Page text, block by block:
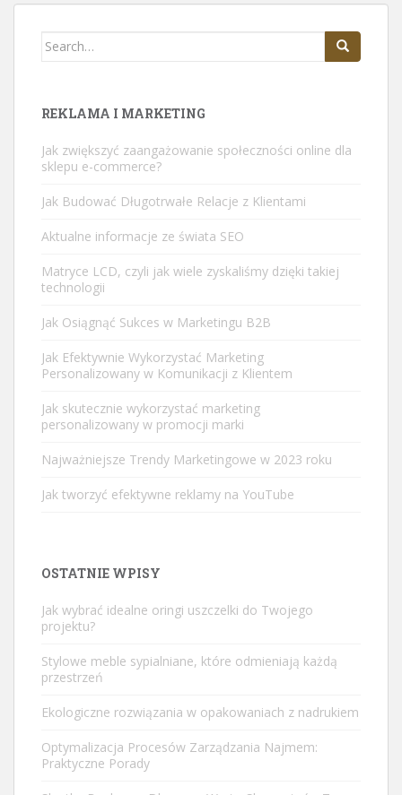
Search
REKLAMA I MARKETING
Jak zwiększyć zaangażowanie społeczności online dla
sklepu e-commerce?
Jak Budować Długotrwałe Relacje z Klientami
Aktualne informacje ze świata SEO
Matryce LCD, czyli jak wiele zyskaliśmy dzięki takiej
technologii
Jak Osiągnąć Sukces w Marketingu B2B
Jak Efektywnie Wykorzystać Marketing
Personalizowany w Komunikacji z Klientem
Jak skutecznie wykorzystać marketing
personalizowany w promocji marki
Najważniejsze Trendy Marketingowe w 2023 roku
Jak tworzyć efektywne reklamy na YouTube
OSTATNIE WPISY
Jak wybrać idealne oringi uszczelki do Twojego
projektu?
Stylowe meble sypialniane, które odmieniają każdą
przestrzeń
Ekologiczne rozwiązania w opakowaniach z nadrukiem
Optymalizacja Procesów Zarządzania Najmem:
Praktyczne Porady